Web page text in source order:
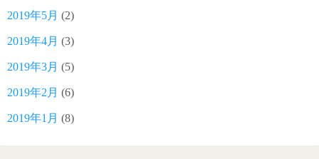
2019年5月 (2)
2019年4月 (3)
2019年3月 (5)
2019年2月 (6)
2019年1月 (8)